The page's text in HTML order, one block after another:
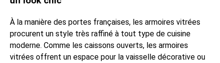
À la manière des portes françaises, les armoires vitrées
procurent un style très raffiné à tout type de cuisine
moderne. Comme les caissons ouverts, les armoires
vitrées offrent un espace pour la vaisselle décorative ou